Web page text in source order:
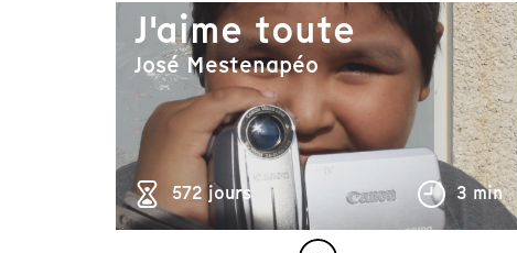
J'aime toute
José Mestenapéo
572 jours 3 min